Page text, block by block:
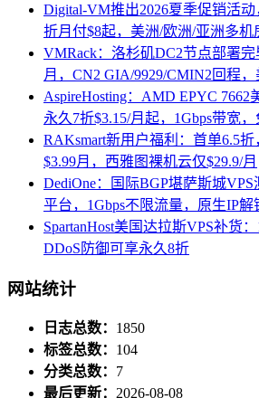
Digital-VM推出2026夏季促销活
折月付$8起，美洲/欧洲/亚洲多机
VMRack：洛杉矶DC2节点部署完
月，CN2 GIA/9929/CMIN2回程
AspireHosting：AMD EPYC 7662
永久7折$3.15/月起，1Gbps带宽
RAKsmart新用户福利：首单6.5
$3.99月，西雅图裸机云仅$29.9/月
DediOne：国际BGP堪萨斯城VPS
平台，1Gbps不限流量，原生IP解
SpartanHost美国达拉斯VPS补货
DDoS防御可享永久8折
网站统计
日志总数： 1850
标签总数： 104
分类总数： 7
最后更新： 2026-08-08